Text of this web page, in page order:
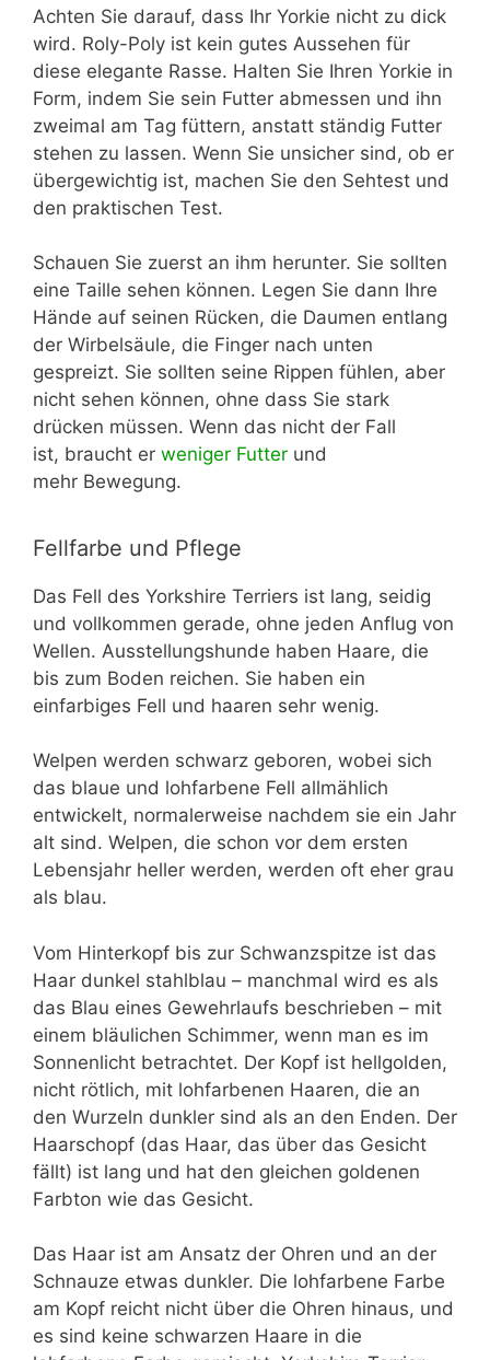
Achten Sie darauf, dass Ihr Yorkie nicht zu dick
wird. Roly-Poly ist kein gutes Aussehen für
diese elegante Rasse. Halten Sie Ihren Yorkie in
Form, indem Sie sein Futter abmessen und ihn
zweimal am Tag füttern, anstatt ständig Futter
stehen zu lassen. Wenn Sie unsicher sind, ob er
übergewichtig ist, machen Sie den Sehtest und
den praktischen Test.
Schauen Sie zuerst an ihm herunter. Sie sollten
eine Taille sehen können. Legen Sie dann Ihre
Hände auf seinen Rücken, die Daumen entlang
der Wirbelsäule, die Finger nach unten
gespreizt. Sie sollten seine Rippen fühlen, aber
nicht sehen können, ohne dass Sie stark
drücken müssen. Wenn das nicht der Fall
ist, braucht er weniger Futter und
mehr Bewegung.
Fellfarbe und Pflege
Das Fell des Yorkshire Terriers ist lang, seidig
und vollkommen gerade, ohne jeden Anflug von
Wellen. Ausstellungshunde haben Haare, die
bis zum Boden reichen. Sie haben ein
einfarbiges Fell und haaren sehr wenig.
Welpen werden schwarz geboren, wobei sich
das blaue und lohfarbene Fell allmählich
entwickelt, normalerweise nachdem sie ein Jahr
alt sind. Welpen, die schon vor dem ersten
Lebensjahr heller werden, werden oft eher grau
als blau.
Vom Hinterkopf bis zur Schwanzspitze ist das
Haar dunkel stahlblau – manchmal wird es als
das Blau eines Gewehrlaufs beschrieben – mit
einem bläulichen Schimmer, wenn man es im
Sonnenlicht betrachtet. Der Kopf ist hellgolden,
nicht rötlich, mit lohfarbenen Haaren, die an
den Wurzeln dunkler sind als an den Enden. Der
Haarschopf (das Haar, das über das Gesicht
fällt) ist lang und hat den gleichen goldenen
Farbton wie das Gesicht.
Das Haar ist am Ansatz der Ohren und an der
Schnauze etwas dunkler. Die lohfarbene Farbe
am Kopf reicht nicht über die Ohren hinaus, und
es sind keine schwarzen Haare in die